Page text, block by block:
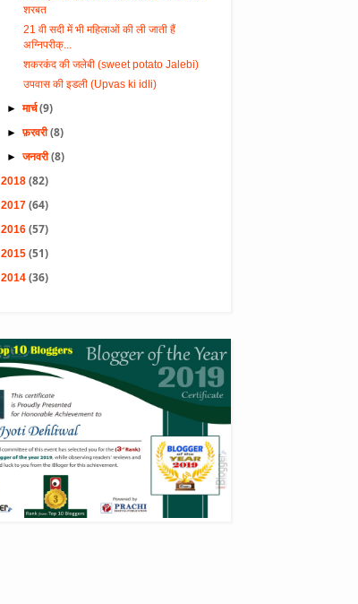
शरबत
21 वी सदी में भी महिलाओं की ली जाती हैं
अग्निपरीक्...
शकरकंद की जलेबी (sweet potato Jalebi)
उपवास की इडली (Upvas ki idli)
►मार्च(9)
►फ़रवरी(8)
►जनवरी(8)
2018 (82)
2017 (64)
2016 (57)
2015 (51)
2014 (36)